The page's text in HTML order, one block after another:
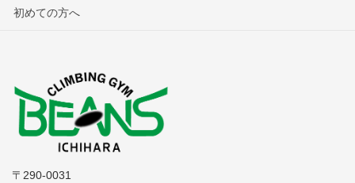
初めての方へ
〒290-0031